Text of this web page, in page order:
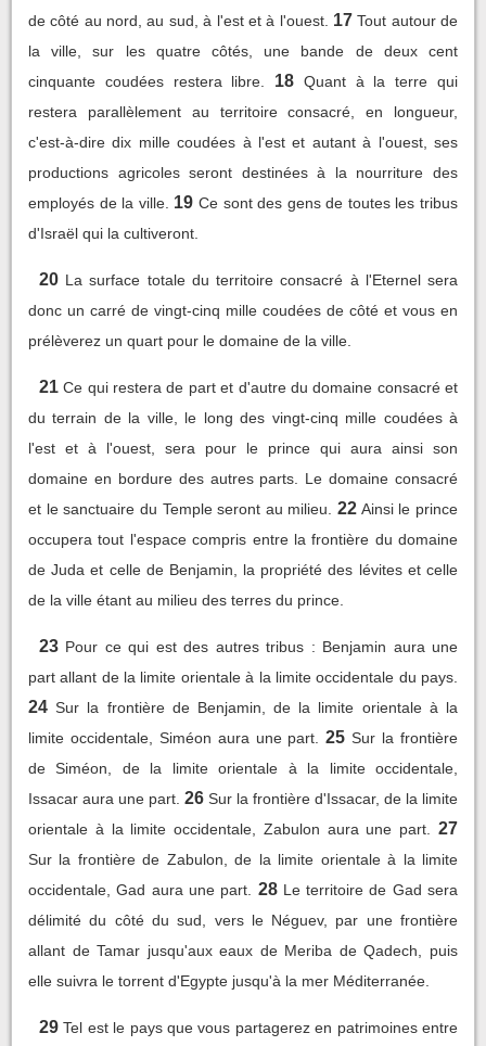
de côté au nord, au sud, à l'est et à l'ouest. 17 Tout autour de
la ville, sur les quatre côtés, une bande de deux cent
cinquante coudées restera libre.
18 Quant à la terre qui
restera parallèlement au territoire consacré, en longueur,
c'est-à-dire dix mille coudées à l'est et autant à l'ouest, ses
productions agricoles seront destinées à la nourriture des
employés de la ville. 19 Ce sont des gens de toutes les tribus
d'Israël qui la cultiveront.
20 La surface totale du territoire consacré à l'Eternel sera
donc un carré de vingt-cinq mille coudées de côté et vous en
prélèverez un quart pour le domaine de la ville.
21 Ce qui restera de part et d'autre du domaine consacré et
du terrain de la ville, le long des vingt-cinq mille coudées à
l'est et à l'ouest, sera pour le prince qui aura ainsi son
domaine en bordure des autres parts. Le domaine consacré
et le sanctuaire du Temple seront au milieu.
22 Ainsi le prince
occupera tout l'espace compris entre la frontière du domaine
de Juda et celle de Benjamin, la propriété des lévites et celle
de la ville étant au milieu des terres du prince.
23 Pour ce qui est des autres tribus : Benjamin aura une
part allant de la limite orientale à la limite occidentale du pays.
24 Sur la frontière de Benjamin, de la limite orientale à la
limite occidentale, Siméon aura une part.
25 Sur la frontière
de Siméon, de la limite orientale à la limite occidentale,
Issacar aura une part. 26 Sur la frontière d'Issacar, de la limite
orientale à la limite occidentale, Zabulon aura une part.
27
Sur la frontière de Zabulon, de la limite orientale à la limite
occidentale, Gad aura une part.
28 Le territoire de Gad sera
délimité du côté du sud, vers le Néguev, par une frontière
allant de Tamar jusqu'aux eaux de Meriba de Qadech, puis
elle suivra le torrent d'Egypte jusqu'à la mer Méditerranée.
29 Tel est le pays que vous partagerez en patrimoines entre